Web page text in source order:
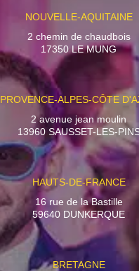
NOUVELLE-AQUITAINE
2 chemin de chaudbois
17350 LE MUNG
PROVENCE-ALPES-CÔTE
2 avenue jean moulin
13960 SAUSSET-LES-
HAUTS-DE-FRANCE
16 rue de la Bastille
59640 DUNKERQUE
BRETAGNE